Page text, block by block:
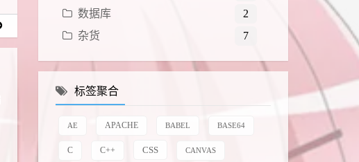
数据库
2
杂货
7
标签聚合
AE APACHE BABEL BASE64
C C++ CSS CANVAS